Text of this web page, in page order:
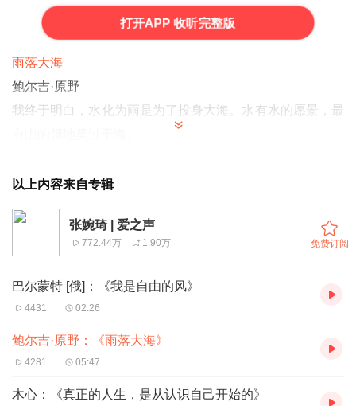
打开APP 收听完整版
雨落大海
鲍尔吉·原野
我终于明白，水化为雨是为了投身大海。水有水的愿景，最
说荡漾不是自由？自由正在随波逐流，“应无所住而生其
心”。
雨在海里见到了无边的兄弟姐妹，它们被称为海水，可以
绿、可以蓝、可以灰，夜晚变成半透明的琉璃黑。
雨落进海里就开始周游世界的旅程，从不担心干涸。
我在泰国南部皮皮岛潜泳，才知道海底有比陆上更美的景
绚丽的热带鱼游来游去，一鱼眼神天真，一鱼唇如梦露。它
不知自己往哪飞。
以上内容来自专辑
张婉琦 | 爱之声
772.44万 1.90万 免费订阅
巴尔蒙特 [俄]：《我是自由的风》
4431 02:26
鲍尔吉·原野：《雨落大海》
4281 05:47
木心：《真正的人生，是从认识自己开始的》